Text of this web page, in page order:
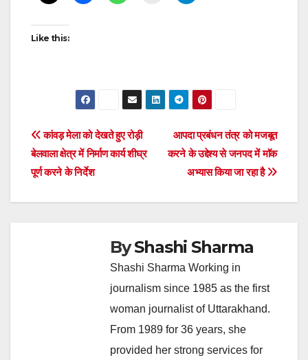
Like this:
Post
navigation
आपदा प्रबंधन तंत्र को मजबूत
करने के उद्देश्य से जनपद में माॅक
अभ्यास किया जा रहा है
कांवड़ मेला को देखते हुए रोड़ी
बेलवाला क्षेत्र में निर्माण कार्य शीघ्र
पूर्ण करने के निर्देश
ByShashi Sharma
Shashi Sharma Working in
journalism since 1985 as the first
woman journalist of Uttarakhand.
From 1989 for 36 years, she
provided her strong services for